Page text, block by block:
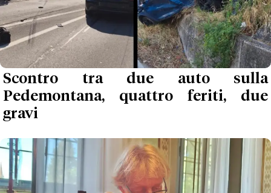
Scontro tra due auto sulla
Pedemontana, quattro feriti, due
gravi